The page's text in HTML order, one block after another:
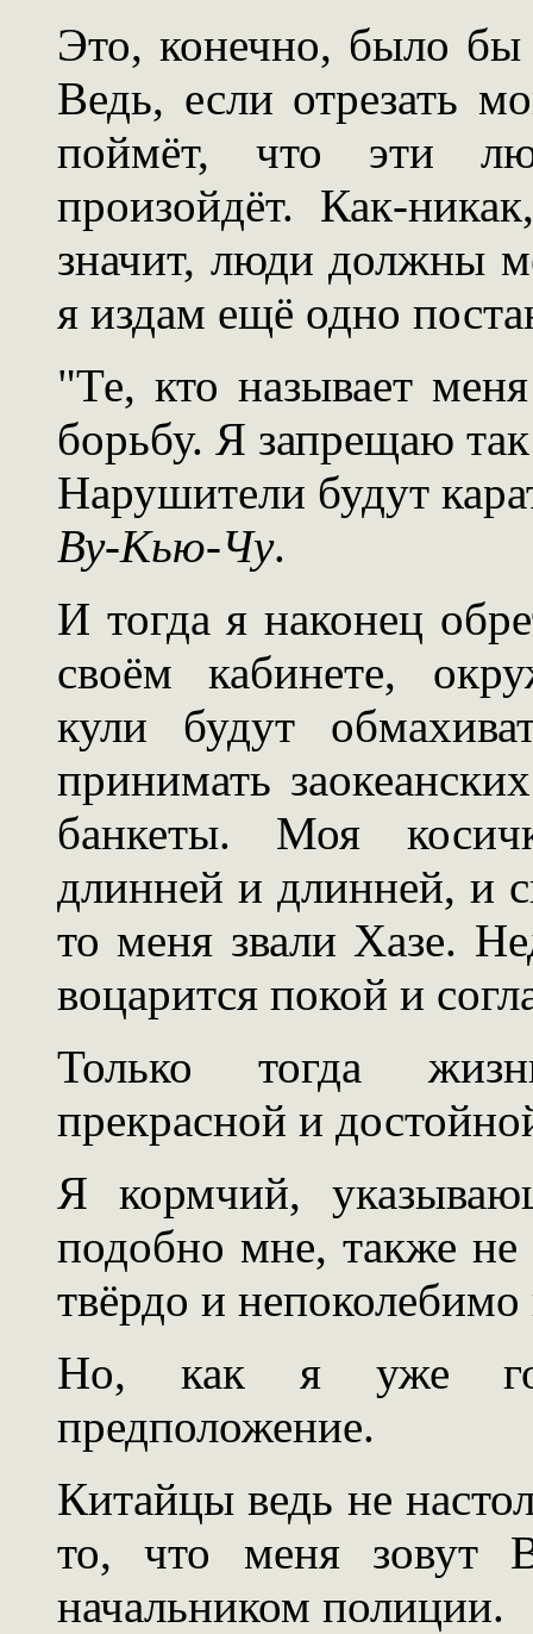
Это, конечно, было бы
Ведь, если отрезать
поймёт, что эти
произойдёт. Как-
значит, люди должны
я издам ещё одно
"Те, кто называет
борьбу. Я запрещаю
Нарушители будут
Ву-Кью-Чу.
И тогда я наконец
своём кабинете,
кули будут
принимать
банкеты. Моя
длинней и длинней, и
то меня звали Хазе.
воцарится покой и
Только тогда
прекрасной и
Я кормчий,
подобно мне, также
твёрдо и непоколебимо
Но, как я уже
предположение.
Китайцы ведь не
то, что меня зовут
начальником полиции.